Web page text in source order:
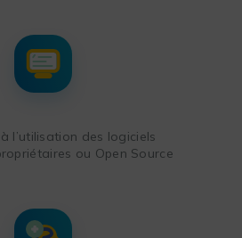
l’utilisation des logiciels
ou Open Source